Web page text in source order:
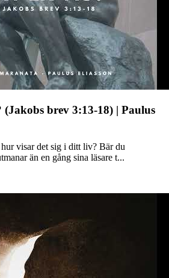
brev 3:13-18) | Paulus
visar det sig i ditt liv? Bär du
än en gång sina läsare t...